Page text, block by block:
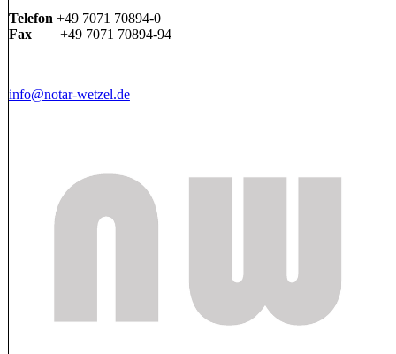
Telefon +49 7071 70894-0
Fax +49 7071 70894-94
info@notar-wetzel.de